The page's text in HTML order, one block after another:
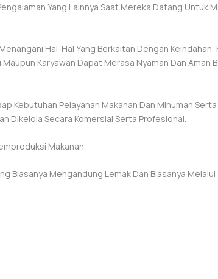
Yang Lainnya Saat Mereka Datang Untuk
Hal-Hal Yang Berkaitan Dengan Keindahan,
Karyawan Dapat Merasa Nyaman Dan Aman
Kebutuhan Pelayanan Makanan Dan Minuman Serta
Dikelola Secara Komersial Serta Profesional.
Makanan.
Biasanya Mengandung Lemak Dan Biasanya Melalui